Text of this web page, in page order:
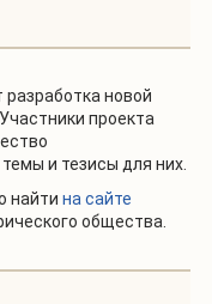
новой
проекта
и тезисы для них.
найти на сайте
общества.